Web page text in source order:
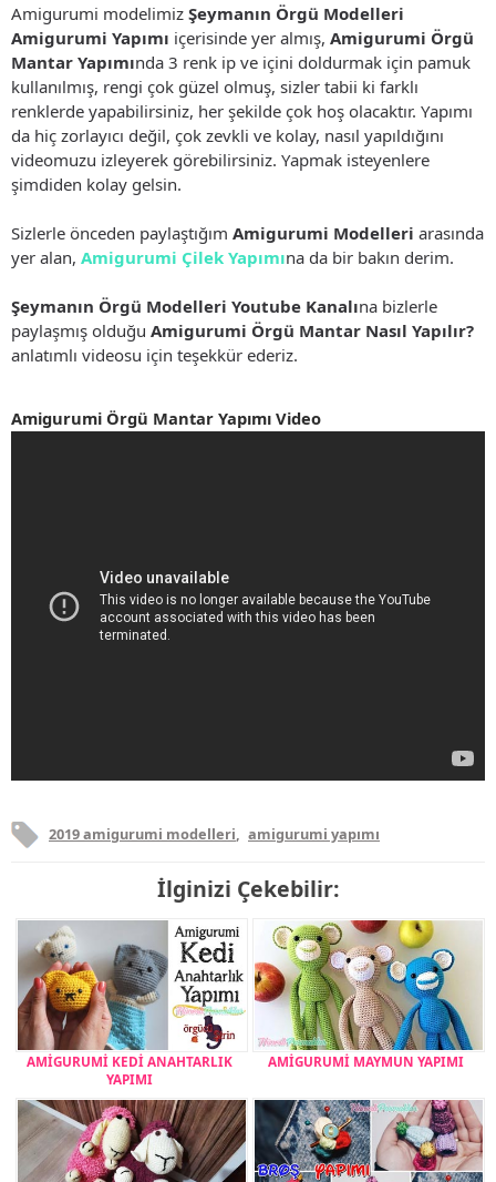
Amigurumi modelimiz Şeymanın Örgü Modelleri
Amigurumi Yapımı içerisinde yer almış, Amigurumi Örgü
Mantar Yapımında 3 renk ip ve içini doldurmak için pamuk
kullanılmış, rengi çok güzel olmuş, sizler tabii ki farklı
renklerde yapabilirsiniz, her şekilde çok hoş olacaktır. Yapımı
da hiç zorlayıcı değil, çok zevkli ve kolay, nasıl yapıldığını
videomuzu izleyerek görebilirsiniz. Yapmak isteyenlere
şimdiden kolay gelsin.
Sizlerle önceden paylaştığım Amigurumi Modelleri arasında
yer alan, Amigurumi Çilek Yapımına da bir bakın derim.
Şeymanın Örgü Modelleri Youtube Kanalına bizlerle
paylaşmış olduğu Amigurumi Örgü Mantar Nasıl Yapılır?
anlatımlı videosu için teşekkür ederiz.
Amigurumi Örgü Mantar Yapımı Video
2019 amigurumi modelleri, amigurumi yapımı
İlginizi Çekebilir:
AMİGURUMİ KEDİ ANAHTARLIK
YAPIMI
AMİGURUMİ MAYMUN YAPIMI